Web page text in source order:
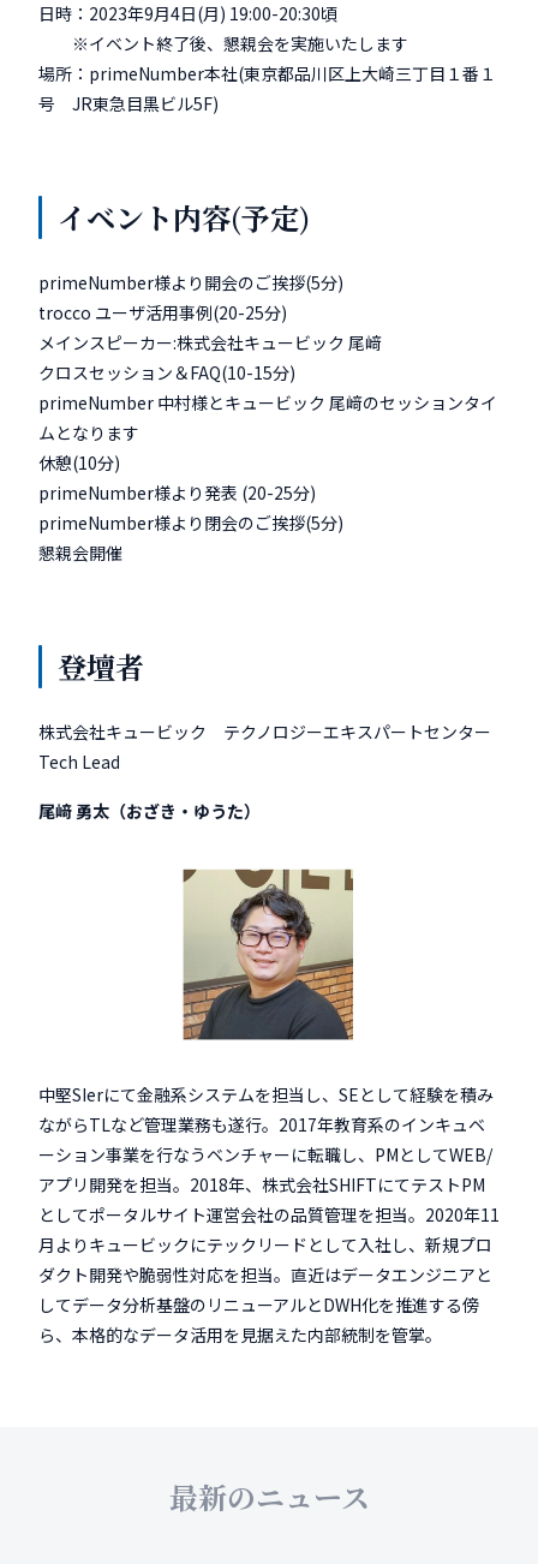
日時：2023年9月4日(月) 19:00-20:30頃
※イベント終了後、懇親会を実施いたします
場所：primeNumber本社(東京都品川区上大崎三丁目１番１
号 JR東急目黒ビル5F)
イベント内容(予定)
primeNumber様より開会のご挨拶(5分)
trocco ユーザ活用事例(20-25分)
メインスピーカー:株式会社キュービック 尾﨑
クロスセッション＆FAQ(10-15分)
primeNumber 中村様とキュービック 尾﨑のセッションタイ
ムとなります
休憩(10分)
primeNumber様より発表 (20-25分)
primeNumber様より閉会のご挨拶(5分)
懇親会開催
登壇者
株式会社キュービック テクノロジーエキスパートセンター
Tech Lead
尾﨑 勇太（おざき・ゆうた）
中堅SIerにて金融系システムを担当し、SEとして経験を積み
ながらTLなど管理業務も遂行。2017年教育系のインキュベ
ーション事業を行なうベンチャーに転職し、PMとしてWEB/
アプリ開発を担当。2018年、株式会社SHIFTにてテストPM
としてポータルサイト運営会社の品質管理を担当。2020年11
月よりキュービックにテックリードとして入社し、新規プロ
ダクト開発や脆弱性対応を担当。直近はデータエンジニアと
してデータ分析基盤のリニューアルとDWH化を推進する傍
ら、本格的なデータ活用を見据えた内部統制を管掌。
最新のニュース